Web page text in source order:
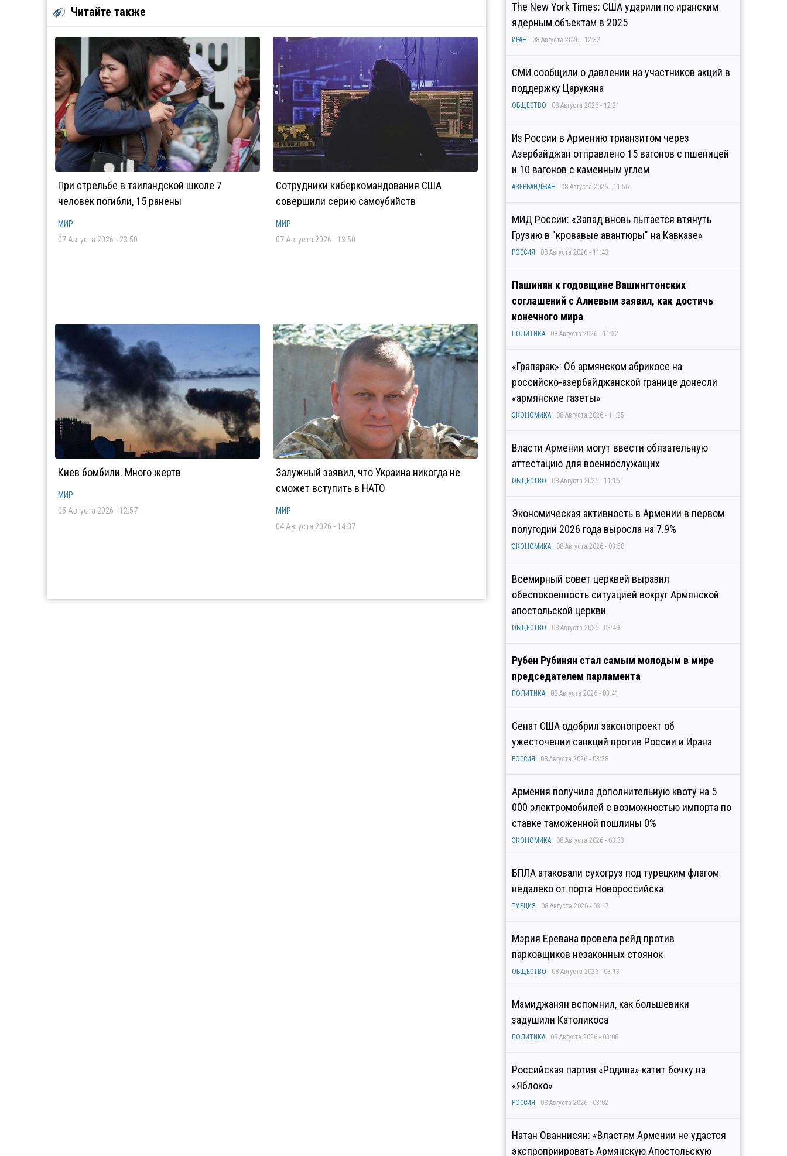
Читайте также
При стрельбе в таиландской школе 7
человек погибли, 15 ранены
МИР
07 Августа 2026 - 23:50
Сотрудники киберкомандования США
совершили серию самоубийств
МИР
07 Августа 2026 - 13:50
Киев бомбили. Много жертв
МИР
05 Августа 2026 - 12:57
Залужный заявил, что Украина никогда не
сможет вступить в НАТО
МИР
04 Августа 2026 - 14:37
The New York Times: США ударили по иранским
ядерным объектам в 2025
ИРАН 08 Августа 2026 - 12:32
СМИ сообщили о давлении на участников акций в
поддержку Царукяна
ОБЩЕСТВО 08 Августа 2026 - 12:21
Из России в Армению трианзитом через
Азербайджан отправлено 15 вагонов с пшеницей
и 10 вагонов с каменным углем
АЗЕРБАЙДЖАН 08 Августа 2026 - 11:56
МИД России: «Запад вновь пытается втянуть
Грузию в "кровавые авантюры" на Кавказе»
РОССИЯ 08 Августа 2026 - 11:43
Пашинян к годовщине Вашингтонских
соглашений с Алиевым заявил, как достичь
конечного мира
ПОЛИТИКА 08 Августа 2026 - 11:32
«Грапарак»: Об армянском абрикосе на
российско-азербайджанской границе донесли
«армянские газеты»
ЭКОНОМИКА 08 Августа 2026 - 11:25
Власти Армении могут ввести обязательную
аттестацию для военнослужащих
ОБЩЕСТВО 08 Августа 2026 - 11:16
Экономическая активность в Армении в первом
полугодии 2026 года выросла на 7.9%
ЭКОНОМИКА 08 Августа 2026 - 03:58
Всемирный совет церквей выразил
обеспокоенность ситуацией вокруг Армянской
апостольской церкви
ОБЩЕСТВО 08 Августа 2026 - 03:49
Рубен Рубинян стал самым молодым в мире
председателем парламента
ПОЛИТИКА 08 Августа 2026 - 03:41
Сенат США одобрил законопроект об
ужесточении санкций против России и Ирана
РОССИЯ 08 Августа 2026 - 03:38
Армения получила дополнительную квоту на 5
000 электромобилей с возможностью импорта по
ставке таможенной пошлины 0%
ЭКОНОМИКА 08 Августа 2026 - 03:33
БПЛА атаковали сухогруз под турецким флагом
недалеко от порта Новороссийска
ТУРЦИЯ 08 Августа 2026 - 03:17
Мэрия Еревана провела рейд против
парковщиков незаконных стоянок
ОБЩЕСТВО 08 Августа 2026 - 03:13
Мамиджанян вспомнил, как большевики
задушили Католикоса
ПОЛИТИКА 08 Августа 2026 - 03:08
Российская партия «Родина» катит бочку на
«Яблоко»
РОССИЯ 08 Августа 2026 - 03:02
Натан Ованнисян: «Властям Армении не удастся
экспроприировать Армянскую Апостольскую